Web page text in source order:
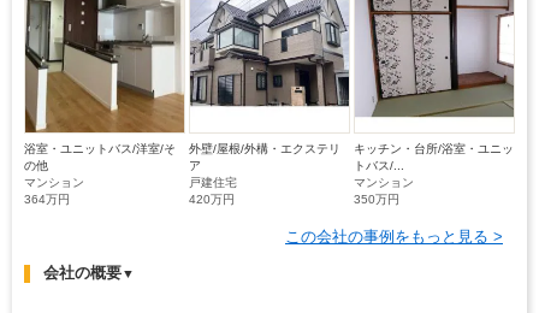
浴室・ユニットバス/洋室/そ
の他
マンション
364万円
外壁/屋根/外構・エクステリ
ア
戸建住宅
420万円
キッチン・台所/浴室・ユニッ
トバス/...
マンション
350万円
この会社の事例をもっと見る >
会社の概要▼